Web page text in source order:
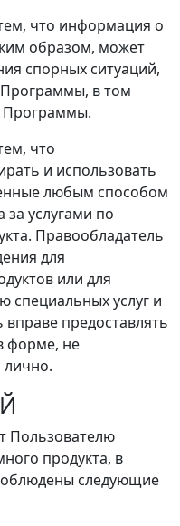
что информация о
образом, может
спорных ситуаций,
в том
Программы.
что
и использовать
любым способом
услугами по
Правообладатель
для
или для
специальных услуг и
предоставлять
форме, не
Пользователю
продукта, в
следующие